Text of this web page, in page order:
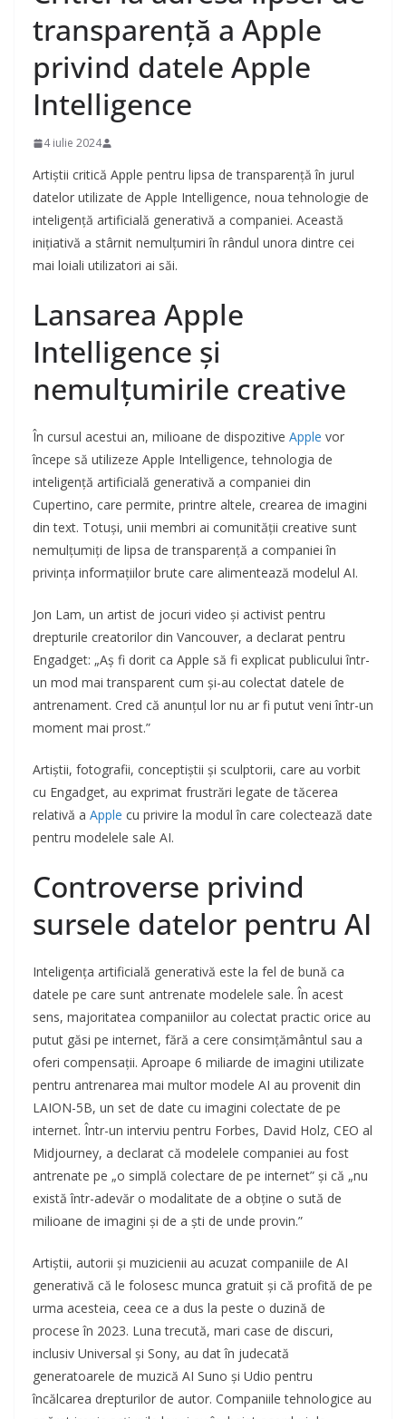
transparență a Apple
privind datele Apple
Intelligence
4 iulie 2024
Artiștii critică Apple pentru lipsa de transparență în jurul
datelor utilizate de Apple Intelligence, noua tehnologie de
inteligență artificială generativă a companiei. Această
inițiativă a stârnit nemulțumiri în rândul unora dintre cei
mai loiali utilizatori ai săi.
Lansarea Apple
Intelligence și
nemulțumirile creative
În cursul acestui an, milioane de dispozitive Apple vor
începe să utilizeze Apple Intelligence, tehnologia de
inteligență artificială generativă a companiei din
Cupertino, care permite, printre altele, crearea de imagini
din text. Totuși, unii membri ai comunității creative sunt
nemulțumiți de lipsa de transparență a companiei în
privința informațiilor brute care alimentează modelul AI.
Jon Lam, un artist de jocuri video și activist pentru
drepturile creatorilor din Vancouver, a declarat pentru
Engadget: „Aș fi dorit ca Apple să fi explicat publicului într-
un mod mai transparent cum și-au colectat datele de
antrenament. Cred că anunțul lor nu ar fi putut veni într-un
moment mai prost.”
Artiștii, fotografii, conceptiștii și sculptorii, care au vorbit
cu Engadget, au exprimat frustrări legate de tăcerea
relativă a Apple cu privire la modul în care colectează date
pentru modelele sale AI.
Controverse privind
sursele datelor pentru AI
Inteligența artificială generativă este la fel de bună ca
datele pe care sunt antrenate modelele sale. În acest
sens, majoritatea companiilor au colectat practic orice au
putut găsi pe internet, fără a cere consimțământul sau a
oferi compensații. Aproape 6 miliarde de imagini utilizate
pentru antrenarea mai multor modele AI au provenit din
LAION-5B, un set de date cu imagini colectate de pe
internet. Într-un interviu pentru Forbes, David Holz, CEO al
Midjourney, a declarat că modelele companiei au fost
antrenate pe „o simplă colectare de pe internet” și că „nu
există într-adevăr o modalitate de a obține o sută de
milioane de imagini și de a ști de unde provin.”
Artiștii, autorii și muzicienii au acuzat companiile de AI
generativă că le folosesc munca gratuit și că profită de pe
urma acesteia, ceea ce a dus la peste o duzină de
procese în 2023. Luna trecută, mari case de discuri,
inclusiv Universal și Sony, au dat în judecată
generatoarele de muzică AI Suno și Udio pentru
încălcarea drepturilor de autor. Companiile tehnologice au